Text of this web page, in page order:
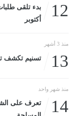
12
أكتوبر
منذ 3 أشهر
13 تسنيم تكشف
منذ شهر واحد
14
تعرف على